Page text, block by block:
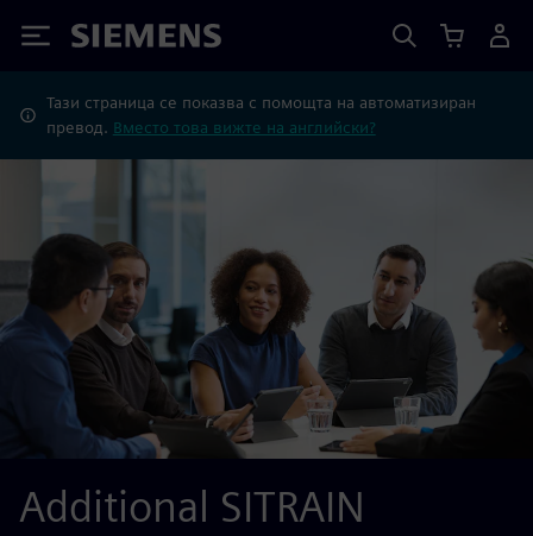
Siemens
Тази страница се показва с помощта на автоматизиран
превод. Вместо това вижте на английски?
Additional SITRAIN